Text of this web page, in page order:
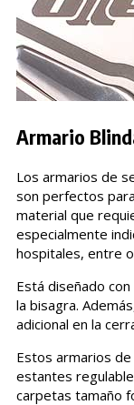
Armario
Los armarios de
son perfectos
material que
especialmente
hospitales, entre
Está diseñado
la bisagra.
adicional en la
Estos armarios
estantes
carpetas tamaño